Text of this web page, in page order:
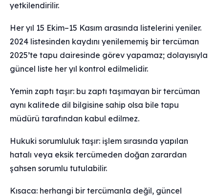
yetkilendirilir.
Her yıl 15 Ekim–15 Kasım arasında listelerini yeniler.
2024 listesinden kaydını yenilememiş bir tercüman
2025’te tapu dairesinde görev yapamaz; dolayısıyla
güncel liste her yıl kontrol edilmelidir.
Yemin zaptı taşır: bu zaptı taşımayan bir tercüman
aynı kalitede dil bilgisine sahip olsa bile tapu
müdürü tarafından kabul edilmez.
Hukuki sorumluluk taşır: işlem sırasında yapılan
hatalı veya eksik tercümeden doğan zarardan
şahsen sorumlu tutulabilir.
Kısaca: herhangi bir tercümanla değil, güncel